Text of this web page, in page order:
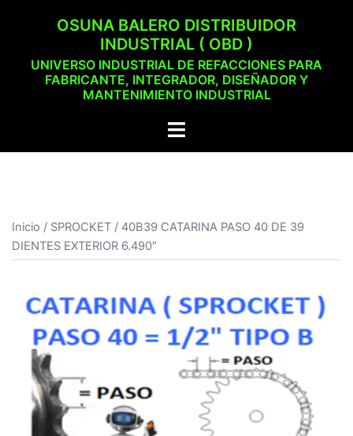
OSUNA BALERO DISTRIBUIDOR
INDUSTRIAL ( OBD )
UNIVERSO INDUSTRIAL DE REFACCIONES PARA
FABRICANTE, INTEGRADOR, DISEÑADOR Y
MANTENIMIENTO INDUSTRIAL
Alternar
Inicio / SPROCKET / 40B39 CATARINA PASO 40 DE 39
DIENTES EXTERIOR 6.490″